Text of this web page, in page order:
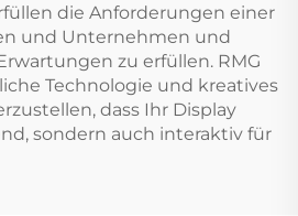
die Anforderungen einer
und Unternehmen und
zu erfüllen. RMG
Technologie und kreatives
dass Ihr Display
sondern auch interaktiv für